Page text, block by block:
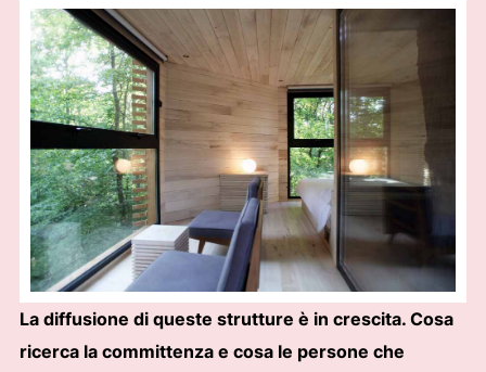
La diffusione di queste strutture è in crescita. Cosa
ricerca la committenza e cosa le persone che